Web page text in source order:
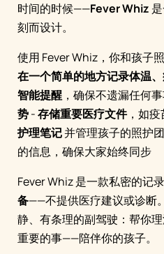
时间的时候——Fever Whiz
刻而设计。
使用 Fever Whiz，你和孩子
在一个简单的地方记录体温
智能提醒，确保不遗漏任何
势-存储重要医疗文件，如疫
护理笔记并管理孩子的照护
的信息，确保大家始终同步
Fever Whiz 是一款私密的记
备——不提供医疗建议或诊断
静、有条理的副驾驶：帮你
重要的事——陪伴你的孩子。